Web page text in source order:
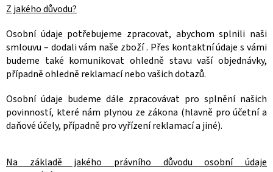
Z jakého důvodu?
Osobní údaje potřebujeme zpracovat, abychom splnili naši
smlouvu – dodali vám naše zboží. Přes kontaktní údaje s vámi
budeme také komunikovat ohledně stavu vaší objednávky,
případně ohledně reklamací nebo vašich dotazů.
Osobní údaje budeme dále zpracovávat pro splnění našich
povinností, které nám plynou ze zákona (hlavně pro účetní a
daňové účely, případně pro vyřízení reklamací a jiné).
Na základě jakého právního důvodu osobní údaje